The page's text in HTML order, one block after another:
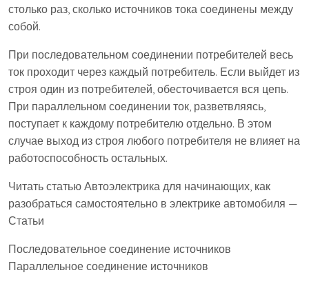
столько раз, сколько источников тока соединены между
собой.
При последовательном соединении потребителей весь
ток проходит через каждый потребитель. Если выйдет из
строя один из потребителей, обесточивается вся цепь.
При параллельном соединении ток, разветвляясь,
поступает к каждому потребителю отдельно. В этом
случае выход из строя любого потребителя не влияет на
работоспособность остальных.
Читать статью Автоэлектрика для начинающих, как
разобраться самостоятельно в электрике автомобиля —
Статьи
Последовательное соединение источников
Параллельное соединение источников